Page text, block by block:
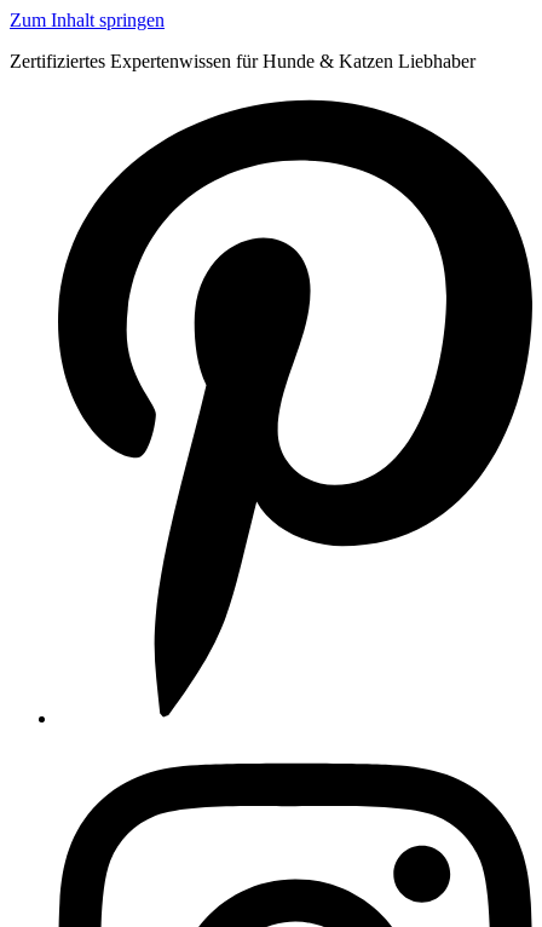
Zum Inhalt springen
Zertifiziertes Expertenwissen für Hunde & Katzen Liebhaber